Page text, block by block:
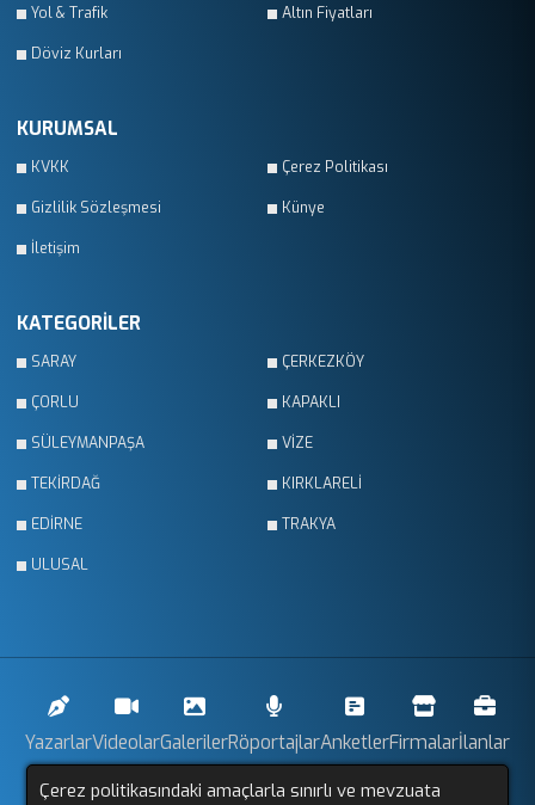
Yol & Trafik Altın Fiyatları
Döviz Kurları
KURUMSAL
KVKK Çerez Politikası
Gizlilik Sözleşmesi Künye
İletişim
KATEGORİLER
SARAY ÇERKEZKÖY
ÇORLU KAPAKLI
SÜLEYMANPAŞA VİZE
TEKİRDAĞ KIRKLARELİ
EDİRNE TRAKYA
ULUSAL
YazarlarVideolarGalerilerRöportajlarAnketlerFirmalarİlanlar
Çerez politikasındaki amaçlarla sınırlı ve mevzuata